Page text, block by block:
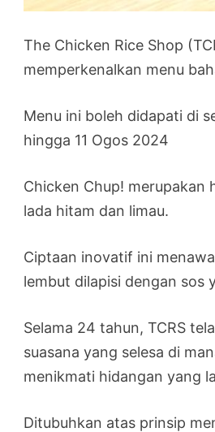
The Chicken Rice Shop
memperkenalkan menu
Menu ini boleh didapati di
hingga 11 Ogos 2024
Chicken Chup! merupakan
lada hitam dan limau.
Ciptaan inovatif ini
lembut dilapisi dengan sos
Selama 24 tahun, TCRS
suasana yang selesa di
menikmati hidangan yang
Ditubuhkan atas prinsip